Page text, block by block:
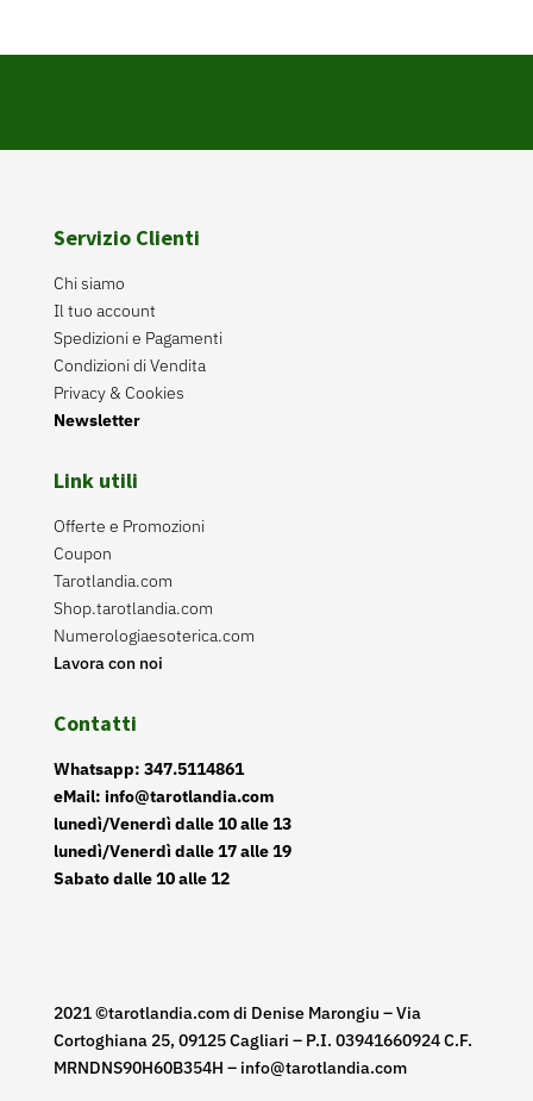
Servizio Clienti
Chi siamo
Il tuo account
Spedizioni e Pagamenti
Condizioni di Vendita
Privacy & Cookies
Newsletter
Link utili
Offerte e Promozioni
Coupon
Tarotlandia.com
Shop.tarotlandia.com
Numerologiaesoterica.com
Lavora con noi
Contatti
Whatsapp: 347.5114861
eMail: info@tarotlandia.com
lunedì/Venerdì dalle 10 alle 13
lunedì/Venerdì dalle 17 alle 19
Sabato dalle 10 alle 12
2021 ©tarotlandia.com di Denise Marongiu – Via
Cortoghiana 25, 09125 Cagliari – P.I. 03941660924 C.F.
MRNDNS90H60B354H – info@tarotlandia.com